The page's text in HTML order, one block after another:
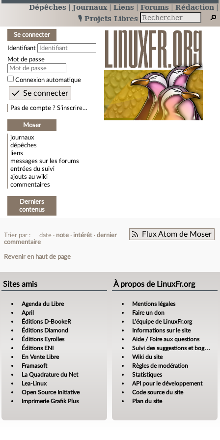
Dépêches Journaux Liens Forums
Rédaction
🎙️ Projets Libres
Se connecter
Identifiant
Mot de passe
Connexion automatique
Pas de compte ? S’inscrire…
Moser
journaux
dépêches
liens
messages sur les forums
entrées du suivi
ajouts au wiki
commentaires
Derniers
contenus
Flux Atom de Moser
Trier par : date note intérêt
dernier
commentaire
Revenir en haut de page
Sites amis
Agenda du Libre
April
Éditions D-BookeR
Éditions Diamond
Éditions Eyrolles
Éditions ENI
En Vente Libre
Framasoft
La Quadrature du Net
Lea-Linux
Open Source Initiative
Imprimerie Grafik Plus
À propos de LinuxFr.org
Mentions légales
Faire un don
L’équipe de LinuxFr.org
Informations sur le site
Aide / Foire aux questions
Suivi des suggestions et bogues
Wiki du site
Règles de modération
Statistiques
API pour le développement
Code source du site
Plan du site